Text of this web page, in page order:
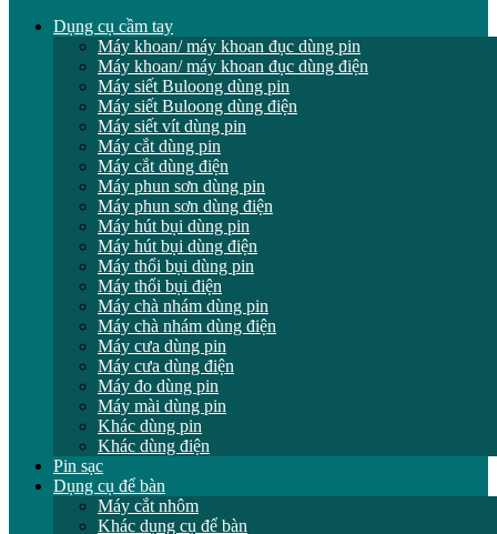
Dụng cụ cầm tay
Máy khoan/ máy khoan đục dùng pin
Máy khoan/ máy khoan đục dùng điện
Máy siết Buloong dùng pin
Máy siết Buloong dùng điện
Máy siết vít dùng pin
Máy cắt dùng pin
Máy cắt dùng điện
Máy phun sơn dùng pin
Máy phun sơn dùng điện
Máy hút bụi dùng pin
Máy hút bụi dùng điện
Máy thổi bụi dùng pin
Máy thổi bụi điện
Máy chà nhám dùng pin
Máy chà nhám dùng điện
Máy cưa dùng pin
Máy cưa dùng điện
Máy đo dùng pin
Máy mài dùng pin
Khác dùng pin
Khác dùng điện
Pin sạc
Dụng cụ để bàn
Máy cắt nhôm
Khác dụng cụ để bàn